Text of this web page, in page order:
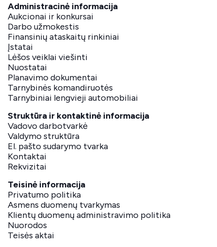
Administracinė informacija
Aukcionai ir konkursai
Darbo užmokestis
Finansinių ataskaitų rinkiniai
Įstatai
Lėšos veiklai viešinti
Nuostatai
Planavimo dokumentai
Tarnybinės komandiruotės
Tarnybiniai lengvieji automobiliai
Struktūra ir kontaktinė informacija
Vadovo darbotvarkė
Valdymo struktūra
El. pašto sudarymo tvarka
Kontaktai
Rekvizitai
Teisinė informacija
Privatumo politika
Asmens duomenų tvarkymas
Klientų duomenų administravimo politika
Nuorodos
Teisės aktai